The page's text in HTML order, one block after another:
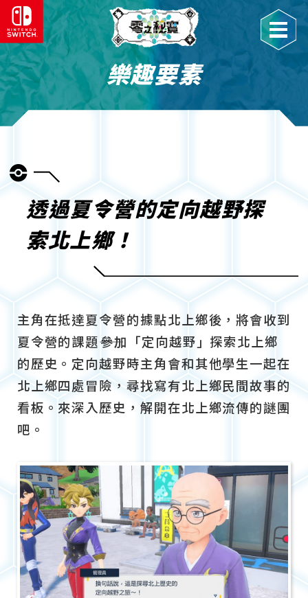
樂趣要素
透過夏令營的定向越野探
索北上鄉！
主角在抵達夏令營的據點北上鄉後，將會收到
夏令營的課題――參加「定向越野」探索北上鄉
的歷史。定向越野時主角會和其他學生一起在
北上鄉四處冒險，尋找寫有北上鄉民間故事的
看板。來深入歷史，解開在北上鄉流傳的謎團
吧。